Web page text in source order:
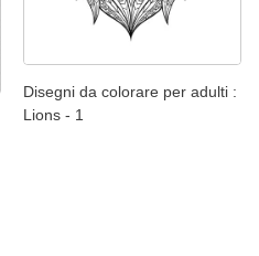
Disegni da colorare per adulti :
Lions - 1